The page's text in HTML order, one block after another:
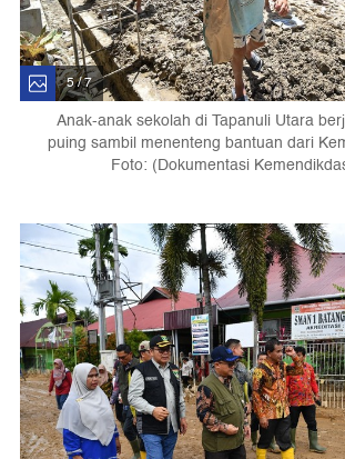
5 / 7
Anak-anak sekolah di Tapanuli Utara
puing sambil menenteng bantuan dari
Foto: (Dokumentasi